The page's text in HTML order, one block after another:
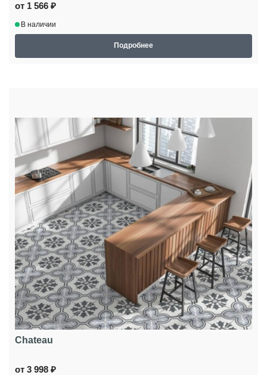
от 1 566 ₽
В наличии
Подробнее
Chateau
от 3 998 ₽